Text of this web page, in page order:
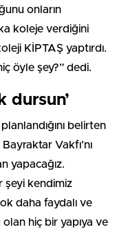
onların
koleje verdiğini
KİPTAŞ yaptırdı.
öyle şey?” dedi.
dursun’
belirten
Vakfı’nı
yapacağız.
şeyi kendimiz
daha faydalı ve
olan hiç bir yapıya ve